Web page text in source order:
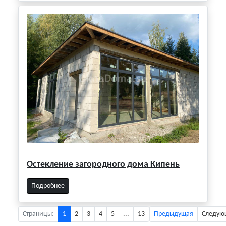
Остекление загородного дома Кипень
Подробнее
Страницы: 1 2 3 4 5 ... 13 Предыдущая